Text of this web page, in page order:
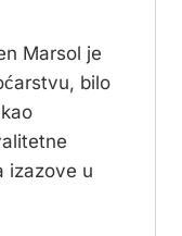
Marsol je
bilo
izazove u